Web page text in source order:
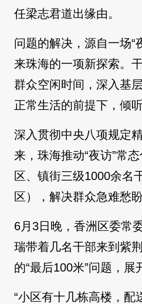
任梁志君道出缘由。
问题的解决，源自一场
来珠海的一项新探索。
群众空闲时间，深入基
正常生活的前提下，倾
深入贯彻中央八项规定
来，珠海推动“夜访”常
区、镇街三级1000余名
区），解决群众急难愁盼
6月3日晚，香洲区委常
瑞带着几名干部来到紫
的“最后100米”问题，展
“小区有十几栋高楼，配